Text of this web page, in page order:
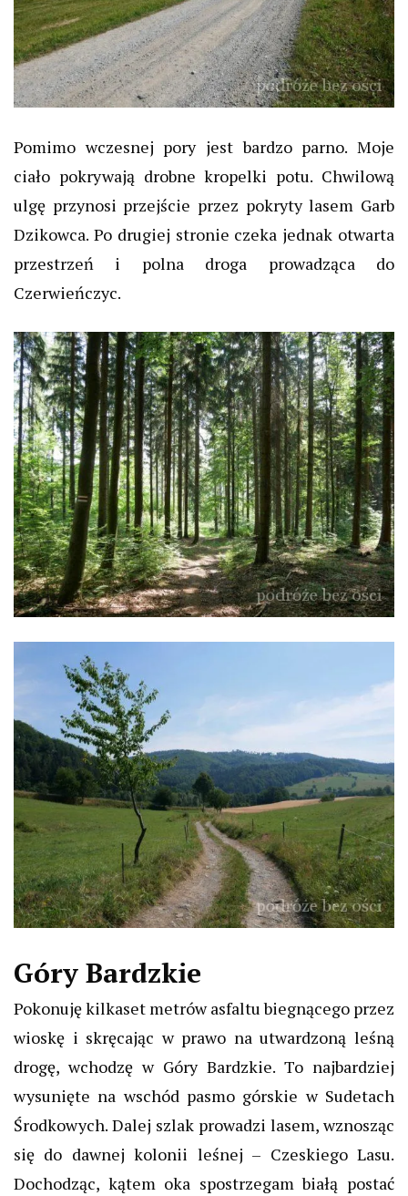
Pomimo wczesnej pory jest bardzo parno. Moje
ciało pokrywają drobne kropelki potu. Chwilową
ulgę przynosi przejście przez pokryty lasem Garb
Dzikowca. Po drugiej stronie czeka jednak otwarta
przestrzeń i polna droga prowadząca do
Czerwieńczyc.
Góry Bardzkie
Pokonuję kilkaset metrów asfaltu biegnącego przez
wioskę i skręcając w prawo na utwardzoną leśną
drogę, wchodzę w Góry Bardzkie. To najbardziej
wysunięte na wschód pasmo górskie w Sudetach
Środkowych. Dalej szlak prowadzi lasem, wznosząc
się do dawnej kolonii leśnej – Czeskiego Lasu.
Dochodząc, kątem oka spostrzegam białą postać